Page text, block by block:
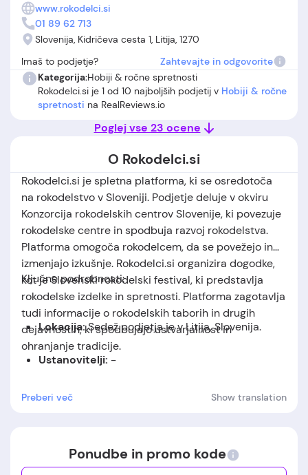
www.rokodelci.si
01 89 62 713
Slovenija, Kidričeva cesta 1, Litija, 1270
Imaš to podjetje?
Zahtevajte in odgovorite
Kategorija:Hobiji & ročne spretnosti
Rokodelci.si je 1 od 10 najboljših podjetij v Hobiji & ročne
spretnosti na RealReviews.io
Poglej vse 23 ocene
O Rokodelci.si
Rokodelci.si je spletna platforma, ki se osredotoča
na rokodelstvo v Sloveniji. Podjetje deluje v okviru
Konzorcija rokodelskih centrov Slovenije, ki povezuje
rokodelske centre in spodbuja razvoj rokodelstva.
Platforma omogoča rokodelcem, da se povežejo in
izmenjajo izkušnje. Rokodelci.si organizira dogodke,
kot je Slovenski rokodelski festival, ki predstavlja
rokodelske izdelke in spretnosti. Platforma zagotavlja
tudi informacije o rokodelskih taborih in drugih
dejavnostih, ki spodbujajo ustvarjalnost in
ohranjanje tradicije.
Ključne podrobnosti:
Lokacija:Sedež podjetja je v Litija, Slovenija.
Ustanovitelji: -
Datum ustanovitve:
Preberi več Show translation
Ponudbe in promo kode